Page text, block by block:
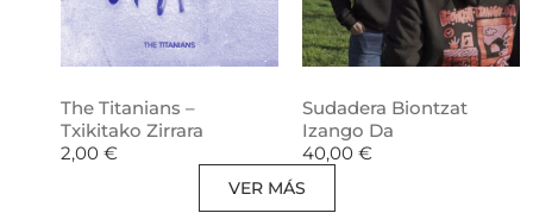
The Titanians –
Txikitako Zirrara
2,00 €
Sudadera Biontzat
Izango Da
40,00 €
VER MÁS